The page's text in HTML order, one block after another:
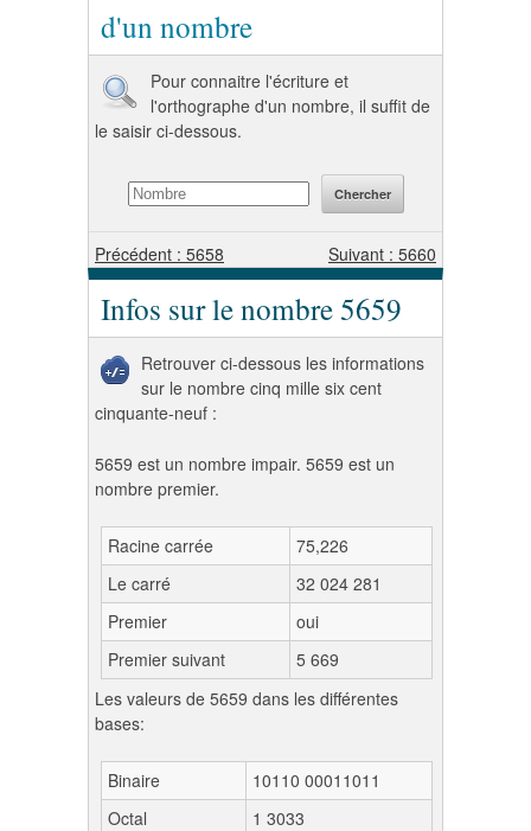
d'un nombre
Pour connaitre l'écriture et
l'orthographe d'un nombre, il suffit de
le saisir ci-dessous.
Précédent : 5658 Suivant : 5660
Infos sur le nombre 5659
Retrouver ci-dessous les informations
sur le nombre cinq mille six cent
cinquante-neuf :
5659 est un nombre impair. 5659 est un
nombre premier.
Racine carrée
75,226
Le carré
32 024 281
Premier
oui
Premier suivant
5 669
Les valeurs de 5659 dans les différentes
bases:
Binaire
10110 00011011
Octal
1 3033